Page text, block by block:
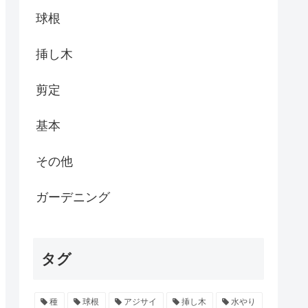
球根
挿し木
剪定
基本
その他
ガーデニング
タグ
種 球根 アジサイ 挿し木 水やり